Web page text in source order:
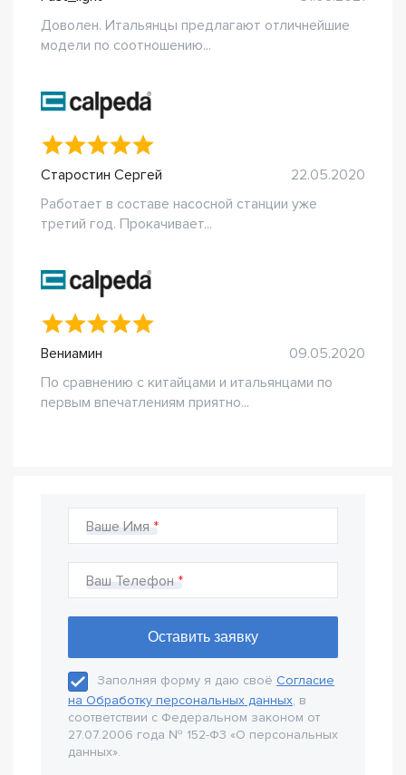
Доволен. Итальянцы предлагают отличнейшие
модели по соотношению...
Старостин Сергей
22.05.2020
Работает в составе насосной станции уже
третий год. Прокачивает...
Вениамин
09.05.2020
По сравнению с китайцами и итальянцами по
первым впечатлениям приятно...
Ваше Имя
Ваш Телефон
Заполняя форму я даю своё Согласие
на Обработку персональных данных, в
соответствии с Федеральном законом от
27.07.2006 года № 152-Ф3 «О персональных
данных».